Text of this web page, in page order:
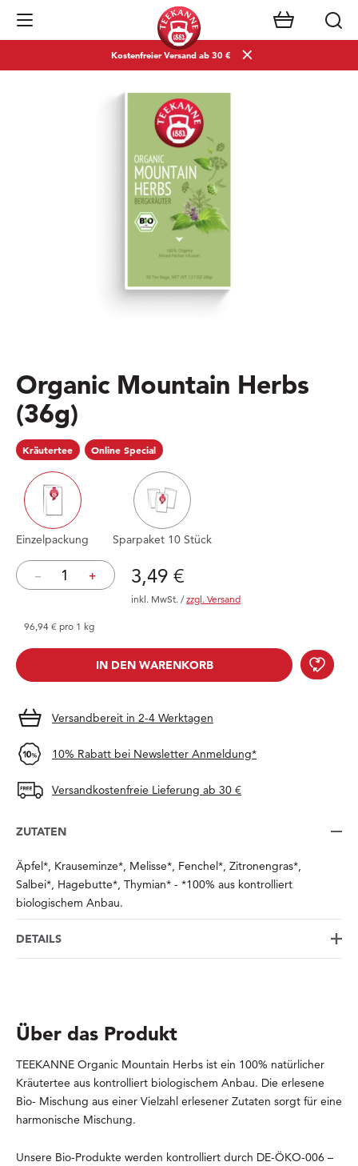
Navigation öffnen
Kostenfreier Versand ab 30 €
Organic Mountain Herbs
(36g)
Kräutertee Online Special
Einzelpackung Sparpaket 10 Stück
– + Preis: 3,49 €
3,49 €
inkl. MwSt. /zzgl. Versand
96,94 € pro 1 kg
IN DEN WARENKORB
Versandbereit in 2-4 Werktagen
10% Rabatt bei Newsletter Anmeldung*
Versandkostenfreie Lieferung ab 30 €
ZUTATEN
Äpfel*, Krauseminze*, Melisse*, Fenchel*, Zitronengras*,
Salbei*, Hagebutte*, Thymian* - *100% aus kontrolliert
biologischem Anbau.
DETAILS
Über das Produkt
TEEKANNE Organic Mountain Herbs ist ein 100% natürlicher
Kräutertee aus kontrolliert biologischem Anbau. Die erlesene
Bio- Mischung aus einer Vielzahl erlesener Zutaten sorgt für eine
harmonische Mischung.
Unsere Bio-Produkte werden kontrolliert durch DE-ÖKO-006 –